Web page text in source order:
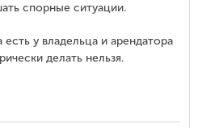
спорные ситуации.
есть у владельца и арендатора
делать нельзя.